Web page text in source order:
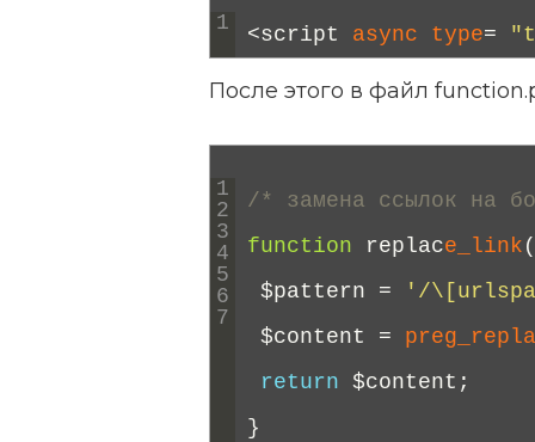
1 <script async type=
После этого в файл
1
2
3
4
5
6
7
/* замена ссылок на
function
replaсe_link (
$pattern =
'/
$content =
return $content ;
}